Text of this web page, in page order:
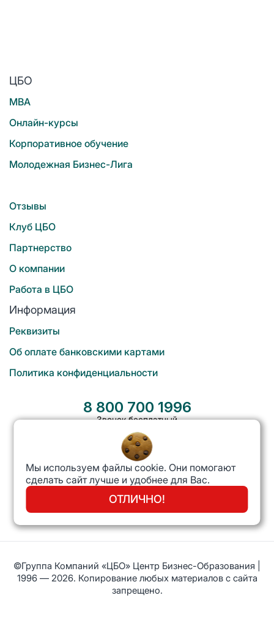
ЦБО
MBA
Онлайн-курсы
Корпоративное обучение
Молодежная Бизнес-Лига
Отзывы
Клуб ЦБО
Партнерство
О компании
Работа в ЦБО
Информация
Реквизиты
Об оплате банковскими картами
Политика конфиденциальности
8 800 700 1996
Звонок бесплатный
cbo@cbo.ru
©Группа Компаний «ЦБО» Центр Бизнес-Образования |
1996 — 2026. Копирование любых материалов с сайта
запрещено.
Мы используем файлы cookie. Они помогают
сделать сайт лучше и удобнее для Вас.
ОТЛИЧНО!